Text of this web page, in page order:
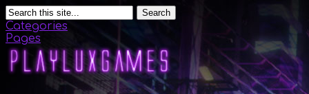
Search
Categories
Pages